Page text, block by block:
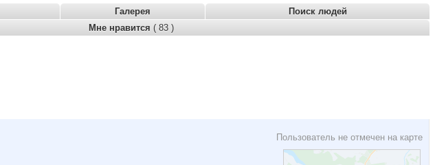
Галерея
Поиск людей
Мне нравится ( 83 )
Пользователь не отмечен на карте